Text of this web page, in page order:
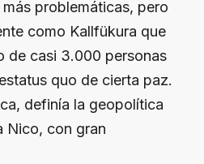
problemáticas, pero
como Kallfükura que
de casi 3.000 personas
quo de cierta paz.
definía la geopolítica
Nico, con gran